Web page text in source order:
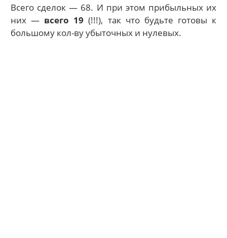
Всего сделок — 68. И при этом прибыльных их
них — всего 19 (!!!), так что будьте готовы к
большому кол-ву убыточных и нулевых.